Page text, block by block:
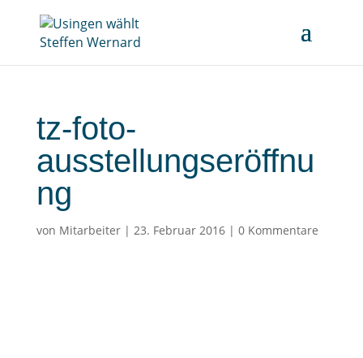
tz-foto-
ausstellungseröffnu
ng
von Mitarbeiter| 23. Februar 2016| 0 Kommentare